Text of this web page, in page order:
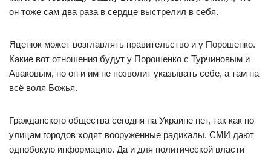
он тоже сам два раза в сердце выстрелил в себя.
Яценюк может возглавлять правительство и у Порошенко.
Какие вот отношения будут у Порошенко с Турчиновым и
Аваковым, но он и им не позволит указывать себе, а там на
всё воля Божья.
Гражданского общества сегодня на Украине нет, так как по
улицам городов ходят вооруженные радикалы, СМИ дают
однобокую информацию. Да и для политической власти